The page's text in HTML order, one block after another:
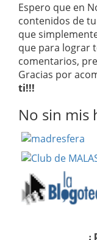
Espero que en
contenidos de
que
que para lograr
comentarios,
Gracias por
ti!!!
No sin mis